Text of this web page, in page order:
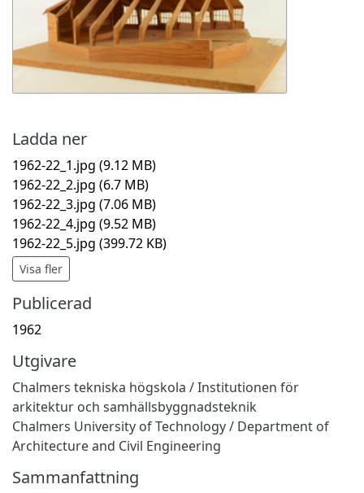
Ladda ner
1962-22_1.jpg (9.12 MB)
1962-22_2.jpg (6.7 MB)
1962-22_3.jpg (7.06 MB)
1962-22_4.jpg (9.52 MB)
1962-22_5.jpg (399.72 KB)
Visa fler
Publicerad
1962
Utgivare
Chalmers tekniska högskola / Institutionen för
arkitektur och samhällsbyggnadsteknik
Chalmers University of Technology / Department of
Architecture and Civil Engineering
Sammanfattning